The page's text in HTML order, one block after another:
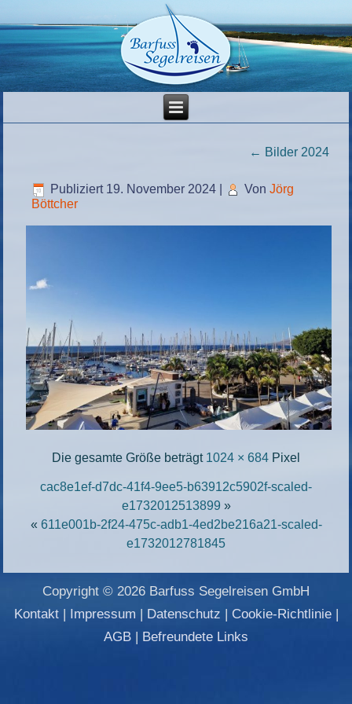
← Bilder 2024
Publiziert 19. November 2024 Von Jörg
Böttcher
Die gesamte Größe beträgt 1024 × 684 Pixel
cac8e1ef-d7dc-41f4-9ee5-b63912c5902f-scaled-
e1732012513899 »
« 611e001b-2f24-475c-adb1-4ed2be216a21-scaled-
e1732012781845
Copyright © 2026 Barfuss Segelreisen GmbH
Kontakt| Impressum | Datenschutz | Cookie-Richtlinie|
AGB | Befreundete Links